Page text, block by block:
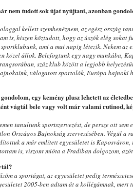
nem tudott sok újat nyújtani, azonban
kellett szembenéznem, az egész ország
is, hiszen köztudott, hogy az úszók elég sokat
ami a mai napig létezik. Nekem az
közel állok. Belefogtunk egy nagy munkába,
száz klub között a legjobb
válogatott sportolók, Európa bajnoki
egy kemény plusz lehetett az
vágtál bele vagy volt már valami rutinod,
tanultunk sportszervezést, de persze ott
Országos Bajnokság szervezésében. Végül
a már említett egyesületet is
is, viszont mióta a Fradiban dolgozom,
a sportágat, az egyesületet pedig
2005-ben adtam át a kollégámnak, mert